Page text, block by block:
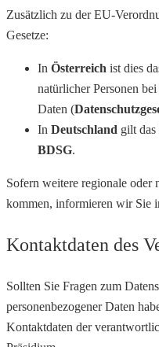
Zusätzlich zu der EU-
Gesetze:
In Österreich ist dies
natürlicher Personen
Daten (
In Deutschland gilt das
BDSG.
Sofern weitere regionale oder
kommen, informieren wir Sie
Kontaktdaten des
Sollten Sie Fragen zum
personenbezogener Daten
Kontaktdaten der